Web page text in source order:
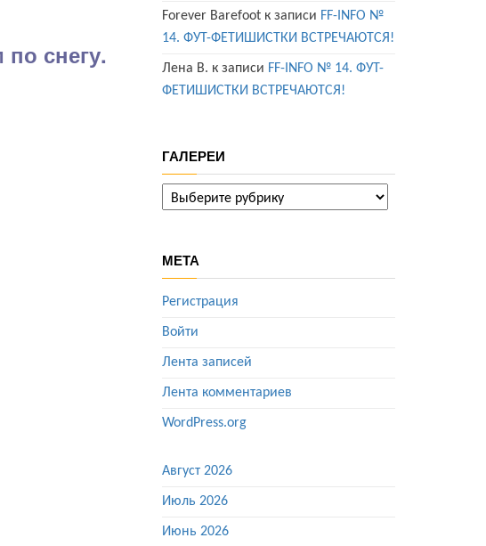
снегу.
Forever Barefootк записи FF-INFO №
14. ФУТ-ФЕТИШИСТКИ ВСТРЕЧАЮТСЯ!
Лена В. к записи FF-INFO № 14. ФУТ-
ФЕТИШИСТКИ ВСТРЕЧАЮТСЯ!
ГАЛЕРЕИ
ГАЛЕРЕИ
МЕТА
Регистрация
Войти
Лента записей
Лента комментариев
WordPress.org
Август 2026
Июль 2026
Июнь 2026